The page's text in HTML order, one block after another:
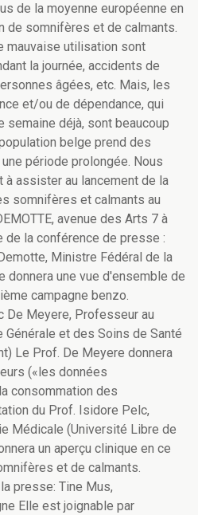
de la moyenne européenne en
de somnifères et de calmants.
mauvaise utilisation sont
la journée, accidents de
âgées, etc. Mais, les
et/ou de dépendance, qui
semaine déjà, sont beaucoup
belge prend des
période prolongée. Nous
assister au lancement de la
somnifères et calmants au
avenue des Arts 7 à
de la conférence de presse :
Ministre Fédéral de la
donnera une vue d'ensemble de
campagne benzo.
De Meyere, Professeur au
Générale et des Soins de Santé
Le Prof. De Meyere donnera
(«les données
consommation des
du Prof. Isidore Pelc,
Médicale (Université Libre de
un aperçu clinique en ce
et de calmants.
presse: Tine Mus,
Elle est joignable par